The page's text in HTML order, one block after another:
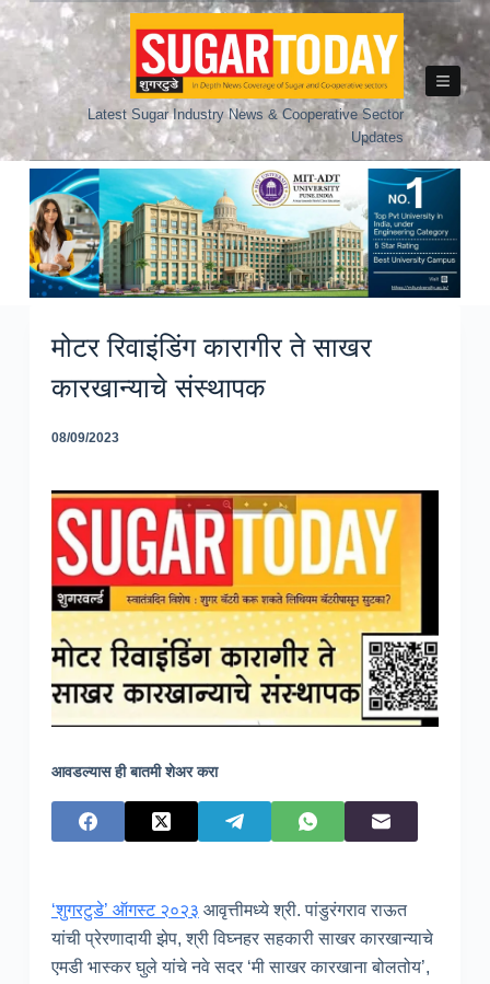
Skip
to
Latest Sugar Industry News & Cooperative Sector
Updates
मोटर रिवाइंडिंग कारागीर ते साखर
कारखान्याचे संस्थापक
08/09/2023
आवडल्यास ही बातमी शेअर करा
‘शुगरटुडे’ ऑगस्ट २०२३ आवृत्तीमध्ये श्री. पांडुरंगराव राऊत
यांची प्रेरणादायी झेप, श्री विघ्नहर सहकारी साखर कारखान्याचे
एमडी भास्कर घुले यांचे नवे सदर ‘मी साखर कारखाना बोलतोय’,